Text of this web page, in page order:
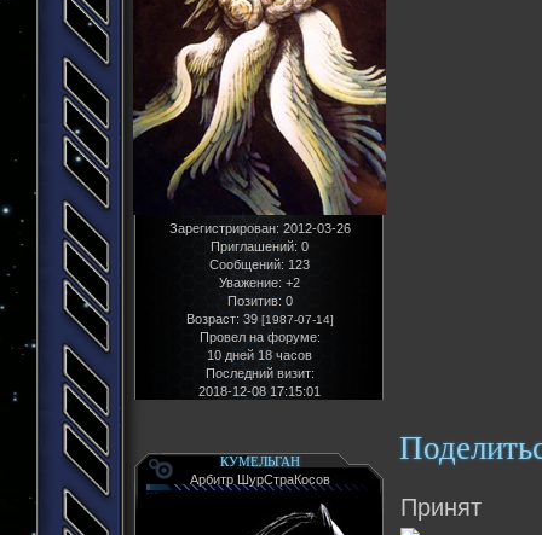
Зарегистрирован: 2012-03-26
Приглашений: 0
Сообщений: 123
Уважение: +2
Позитив: 0
Возраст: 39 [1987-07-14]
Провел на форуме:
10 дней 18 часов
Последний визит:
2018-12-08 17:15:01
КУМЕЛЬГАН
Арбитр ШурСтраКосов
Принят